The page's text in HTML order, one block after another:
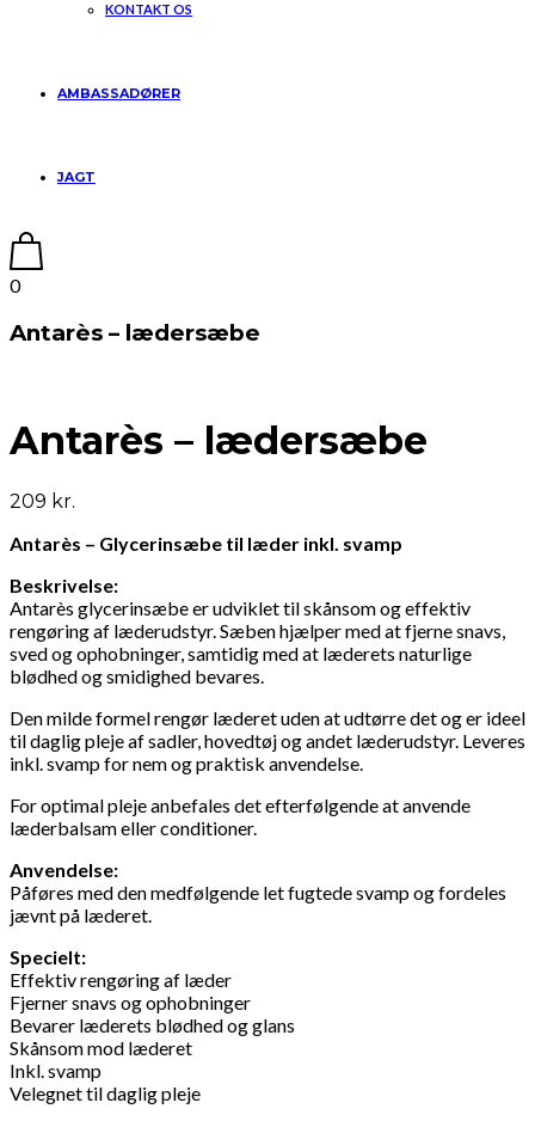
KONTAKT OS
AMBASSADØRER
JAGT
0
Antarès – lædersæbe
Antarès – lædersæbe
209 kr.
Antarès – Glycerinsæbe til læder inkl. svamp
Beskrivelse:
Antarès glycerinsæbe er udviklet til skånsom og effektiv
rengøring af læderudstyr. Sæben hjælper med at fjerne snavs,
sved og ophobninger, samtidig med at læderets naturlige
blødhed og smidighed bevares.
Den milde formel rengør læderet uden at udtørre det og er ideel
til daglig pleje af sadler, hovedtøj og andet læderudstyr. Leveres
inkl. svamp for nem og praktisk anvendelse.
For optimal pleje anbefales det efterfølgende at anvende
læderbalsam eller conditioner.
Anvendelse:
Påføres med den medfølgende let fugtede svamp og fordeles
jævnt på læderet.
Specielt:
Effektiv rengøring af læder
Fjerner snavs og ophobninger
Bevarer læderets blødhed og glans
Skånsom mod læderet
Inkl. svamp
Velegnet til daglig pleje